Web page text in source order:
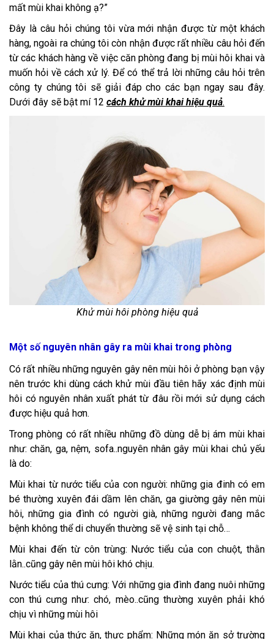
mất mùi khai không ạ?”
Đây là câu hỏi chúng tôi vừa mới nhận được từ một khách
hàng, ngoài ra chúng tôi còn nhận được rất nhiều câu hỏi đến
từ các khách hàng về việc căn phòng đang bị mùi hôi khai và
muốn hỏi về cách xử lý. Để có thể trả lời những câu hỏi trên
công ty chúng tôi sẽ giải đáp cho các bạn ngay sau đây.
Dưới đây sẽ bật mí 12 cách khử mùi khai hiệu quả.
Khử mùi hôi phòng hiệu quả
Một số nguyên nhân gây ra mùi khai trong phòng
Có rất nhiều những nguyên gây nên mùi hôi ở phòng bạn vậy
nên trước khi dùng cách khử mùi đầu tiên hãy xác định mùi
hôi có nguyên nhân xuất phát từ đâu rồi mới sử dụng cách
được hiệu quả hơn.
Trong phòng có rất nhiều những đồ dùng dễ bị ám mùi khai
như: chăn, ga, nệm, sofa..nguyên nhân gây mùi khai chủ yếu
là do:
Mùi khai từ nước tiểu của con người: những gia đinh có em
bé thường xuyên đái dầm lên chăn, ga giường gây nên mùi
hôi, những gia đình có người già, những người đang mắc
bệnh không thể di chuyển thường sẽ vệ sinh tại chỗ…
Mùi khai đến từ côn trùng: Nước tiểu của con chuột, thằn
lằn..cũng gây nên mùi hôi khó chịu.
Nước tiểu của thú cưng: Với những gia đình đang nuôi những
con thú cưng như: chó, mèo..cũng thường xuyên phải khó
chịu vì những mùi hôi
Mùi khai của thức ăn, thực phẩm: Những món ăn sở trường